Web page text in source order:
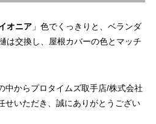
オニア」色でくっきりと、ベランダ
は交換し、屋根カバーの色とマッチ
中からプロタイムズ取手店/株式会社
せいただき、誠にありがとうござい